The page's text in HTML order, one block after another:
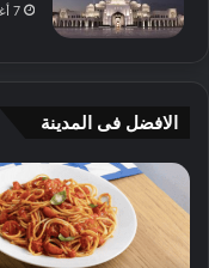
7 أغسطس, 2026
الافضل فى المدينة
ج
ي